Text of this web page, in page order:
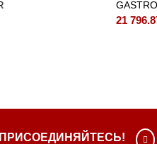
GASTROMIX MG-12
руб.
ПРИСОЕДИНЯЙТЕСЬ!